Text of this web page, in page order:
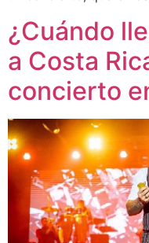
¿Cuándo
a Costa
concierto